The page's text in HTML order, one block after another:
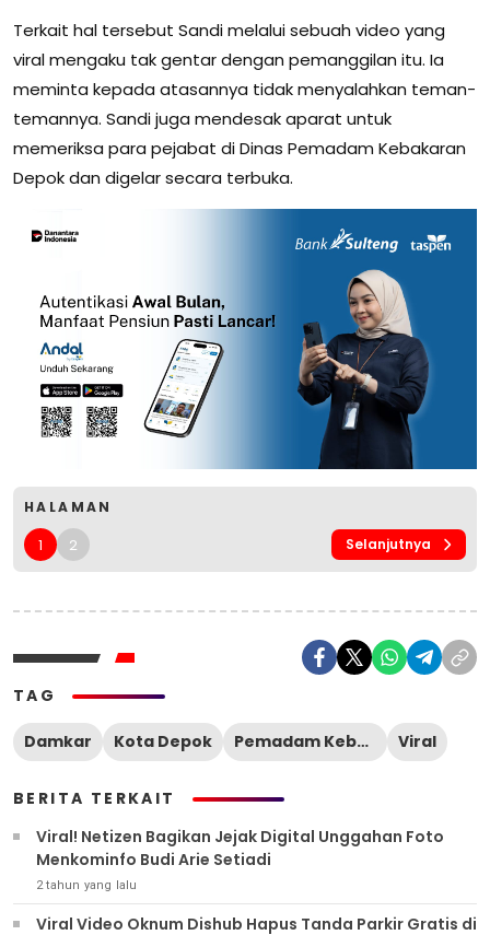
Terkait hal tersebut Sandi melalui sebuah video yang
viral mengaku tak gentar dengan pemanggilan itu. Ia
meminta kepada atasannya tidak menyalahkan teman-
temannya. Sandi juga mendesak aparat untuk
memeriksa para pejabat di Dinas Pemadam Kebakaran
Depok dan digelar secara terbuka.
HALAMAN
1 2 Selanjutnya
TAG
Damkar Kota Depok Pemadam Kebakaran Viral
BERITA TERKAIT
Viral! Netizen Bagikan Jejak Digital Unggahan Foto
Menkominfo Budi Arie Setiadi
2 tahun yang lalu
Viral Video Oknum Dishub Hapus Tanda Parkir Gratis di